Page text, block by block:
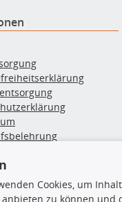
Versand
Cookies, um
zu können und